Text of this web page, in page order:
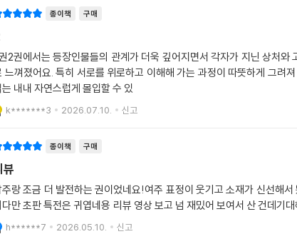
종이책 구매
2권에서는 등장인물들의 관계가 더욱 깊어지면서 각자가 지닌 상처
느껴졌어요. 특히 서로를 위로하고 이해해 가는 과정이 따뜻하게 그려
는 내내 자연스럽게 몰입할 수 있
k*******3 2026.07.10. 신고
종이책 구매
뷰
주랑 조금 더 발전하는 권이었네요!여주 표정이 웃기고 소재가 신선해
다만 초판 특전은 귀엽네용 리뷰 영상 보고 넘 재밌어 보여서 산 건데기
h******7 2026.05.10. 신고